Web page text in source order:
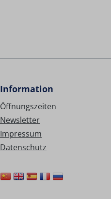
Information
Öffnungszeiten
Newsletter
Impressum
Datenschutz